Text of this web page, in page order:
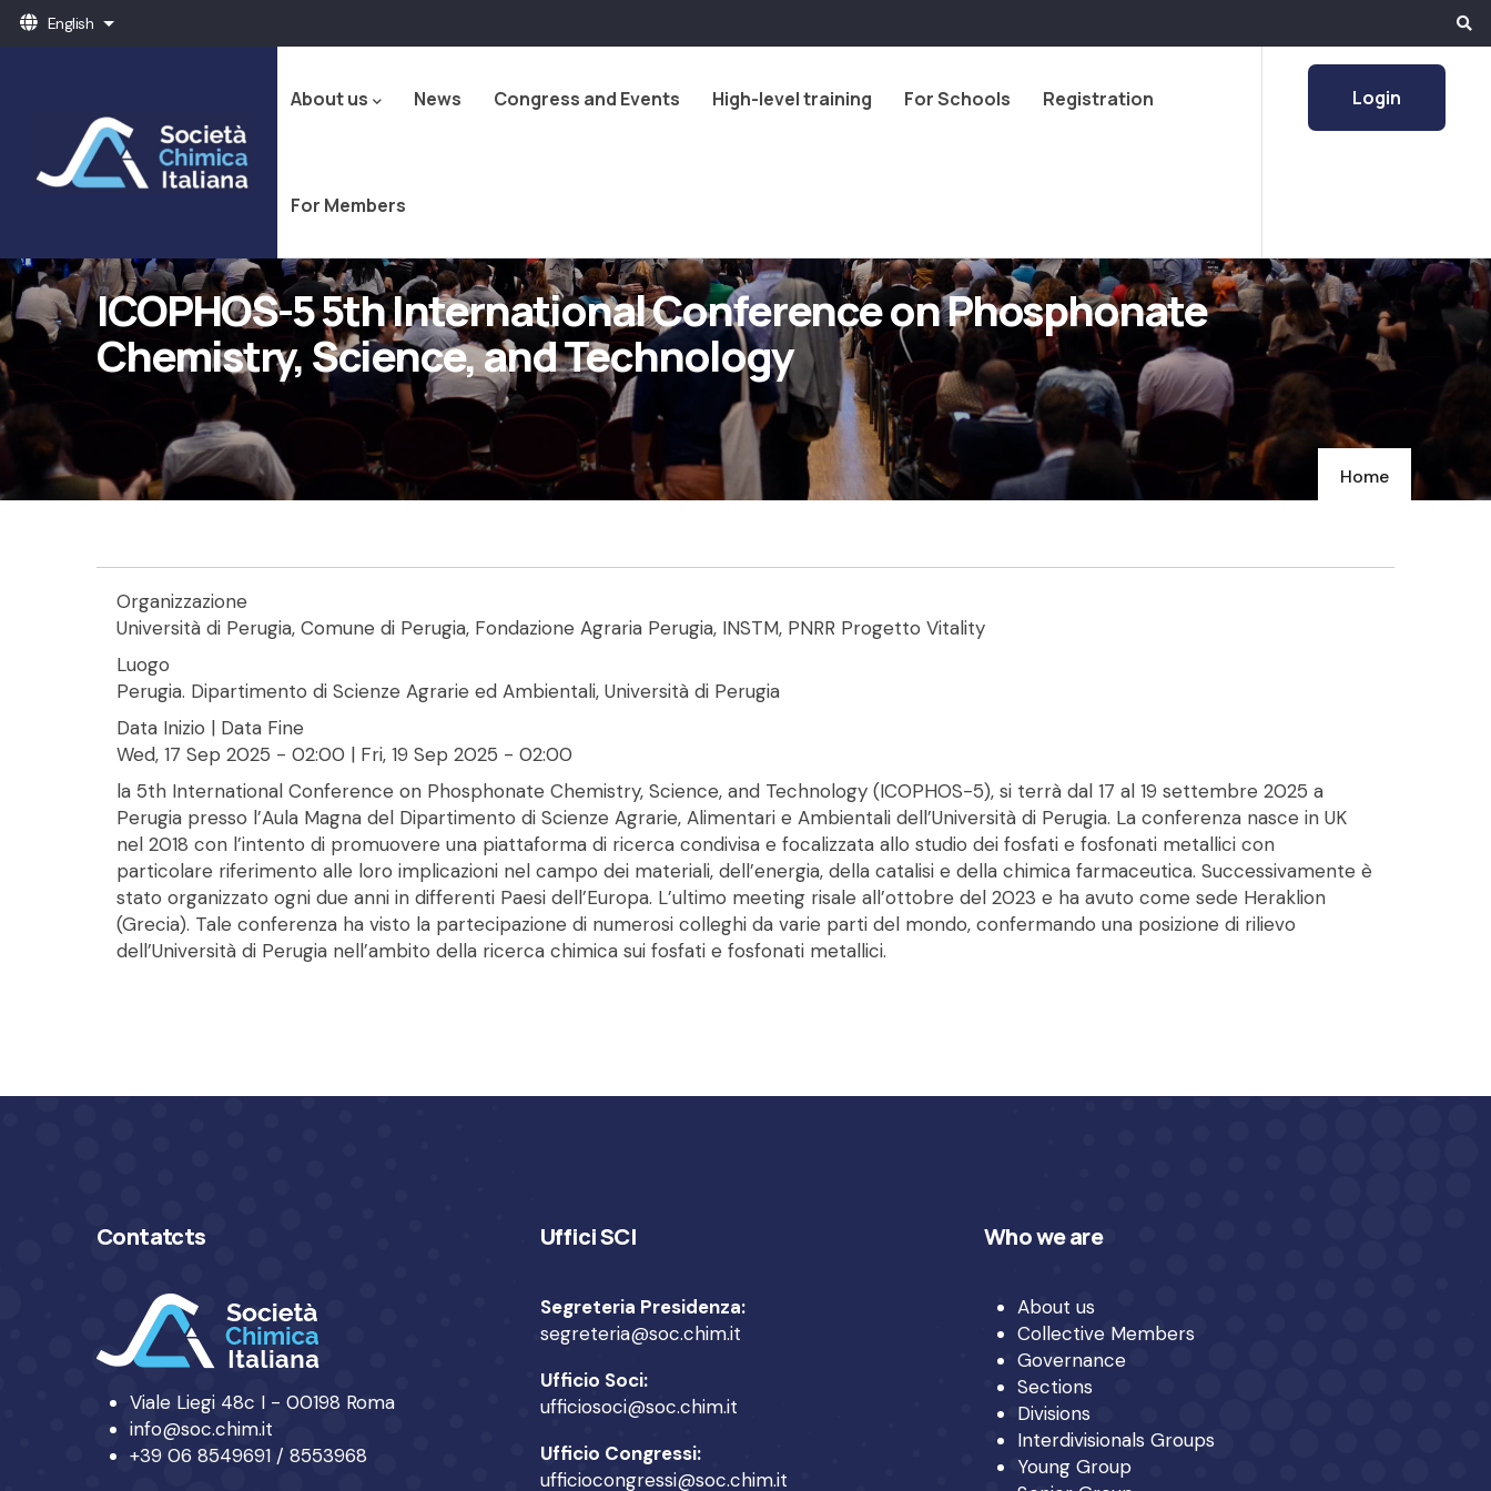
Skip English List additional actions
principale
About us News Congress and Events High-level training For Schools Registration
For Members
Login
ICOPHOS-5 5th International Conference on Phosphonate
Chemistry, Science, and Technology
Home
Organizzazione
Università di Perugia, Comune di Perugia, Fondazione Agraria Perugia, INSTM, PNRR Progetto Vitality
Luogo
Perugia. Dipartimento di Scienze Agrarie ed Ambientali, Università di Perugia
Data Inizio | Data Fine
Wed, 17 Sep 2025 - 02:00 | Fri, 19 Sep 2025 - 02:00
la 5th International Conference on Phosphonate Chemistry, Science, and Technology (ICOPHOS-5), si terrà dal 17 al 19 settembre 2025 a
Perugia presso l’Aula Magna del Dipartimento di Scienze Agrarie, Alimentari e Ambientali dell’Università di Perugia. La conferenza nasce in UK
nel 2018 con l’intento di promuovere una piattaforma di ricerca condivisa e focalizzata allo studio dei fosfati e fosfonati metallici con
particolare riferimento alle loro implicazioni nel campo dei materiali, dell’energia, della catalisi e della chimica farmaceutica. Successivamente è
stato organizzato ogni due anni in differenti Paesi dell’Europa. L’ultimo meeting risale all’ottobre del 2023 e ha avuto come sede Heraklion
(Grecia). Tale conferenza ha visto la partecipazione di numerosi colleghi da varie parti del mondo, confermando una posizione di rilievo
dell’Università di Perugia nell’ambito della ricerca chimica sui fosfati e fosfonati metallici.
Contatcts
Viale Liegi 48c I - 00198 Roma
info@soc.chim.it
+39 06 8549691 / 8553968
Uffici SCI
Segreteria Presidenza:
segreteria@soc.chim.it
Ufficio Soci:
ufficiosoci@soc.chim.it
Ufficio Congressi:
ufficiocongressi@soc.chim.it
Who we are
About us
Collective Members
Governance
Sections
Divisions
Interdivisionals Groups
Young Group